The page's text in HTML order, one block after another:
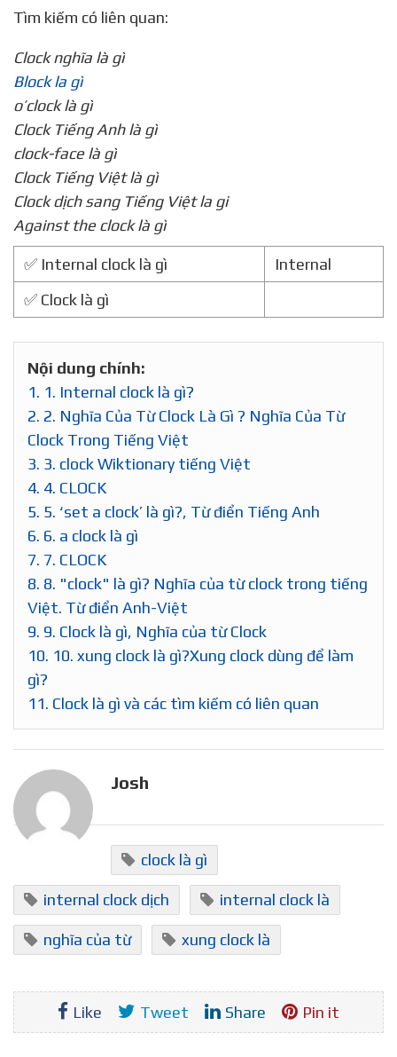
Tìm kiếm có liên quan:
Clock nghĩa là gì
Block la gì
o’clock là gì
Clock Tiếng Anh là gì
clock-face là gì
Clock Tiếng Việt là gì
Clock dịch sang Tiếng Việt la gi
Against the clock là gì
✅ Internal clock là gì
Internal
✅ Clock là gì
Nội dung chính:
1. 1. Internal clock là gì?
2. 2. Nghĩa Của Từ Clock Là Gì ? Nghĩa Của Từ
Clock Trong Tiếng Việt
3. 3. clock Wiktionary tiếng Việt
4. 4. CLOCK
5. 5. ‘set a clock’ là gì?, Từ điển Tiếng Anh
6. 6. a clock là gì
7. 7. CLOCK
8. 8. "clock" là gì? Nghĩa của từ clock trong tiếng
Việt. Từ điển Anh-Việt
9. 9. Clock là gì, Nghĩa của từ Clock
10. 10. xung clock là gì?Xung clock dùng để làm
gì?
11. Clock là gì và các tìm kiếm có liên quan
Josh
clock là gì
internal clock dịch internal clock là
nghĩa của từ xung clock là
Like Tweet Share Pin it